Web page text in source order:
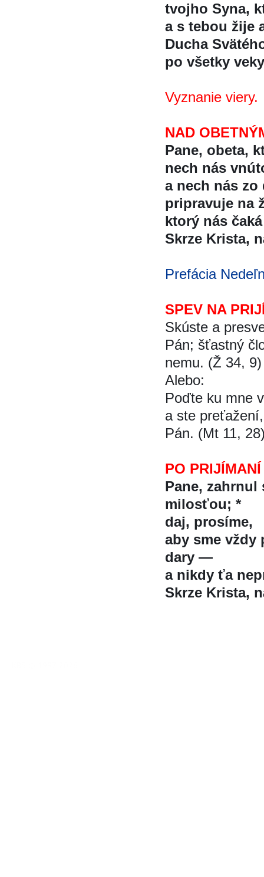
tvojho Syna,
a s tebou žije
Ducha
po všetky
Vyznanie viery.
NAD
Pane, obeta,
nech nás
a nech nás zo
pripravuje na
ktorý nás
Skrze Krista,
Prefácia
SPEV NA
Skúste a
Pán; šťastný
nemu. (Ž 34, 9)
Alebo:
Poďte ku mne
a ste
Pán. (Mt 11,
PO PRIJÍMANÍ
Pane, zahrnul
milosťou; *
daj, prosíme,
aby sme vždy
dary —
a nikdy ťa
Skrze Krista,